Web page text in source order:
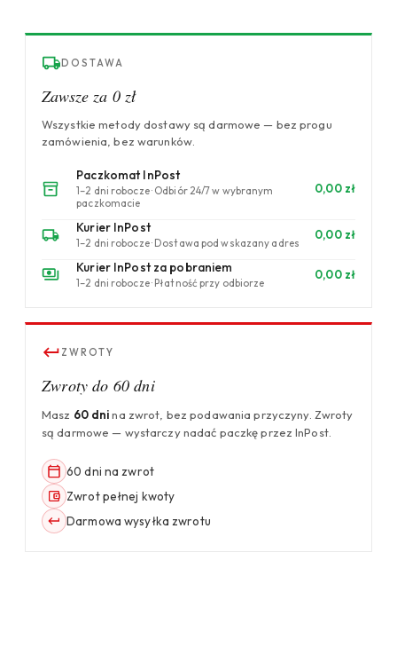
DOSTAWA
Zawsze za 0 zł
Wszystkie metody dostawy są darmowe — bez progu
zamówienia, bez warunków.
Paczkomat InPost
1–2 dni robocze · Odbiór 24/7 w wybranym
paczkomacie
0,00 zł
Kurier InPost
1–2 dni robocze · Dostawa pod wskazany adres
0,00 zł
Kurier InPost za pobraniem
1–2 dni robocze · Płatność przy odbiorze
0,00 zł
ZWROTY
Zwroty do 60 dni
Masz 60 dnina zwrot, bez podawania przyczyny. Zwroty
są darmowe — wystarczy nadać paczkę przez InPost.
60 dni na zwrot
Zwrot pełnej kwoty
Darmowa wysyłka zwrotu